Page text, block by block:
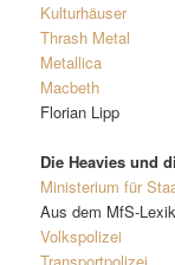
Kulturhäuser
Thrash Metal
Metallica
Macbeth
Florian Lipp
Die Heavies und
Ministerium für
Aus dem MfS-
Volkspolizei